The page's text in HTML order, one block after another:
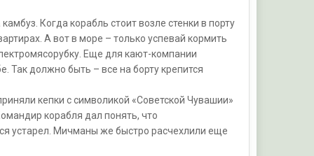
Когда корабль стоит возле стенки в порту
А вот в море – только успевай кормить
Еще для кают-компании
Так должно быть – все на борту крепится
кепки с символикой «Советской Чувашии»
корабля дал понять, что
устарел. Мичманы же быстро расчехлили еще